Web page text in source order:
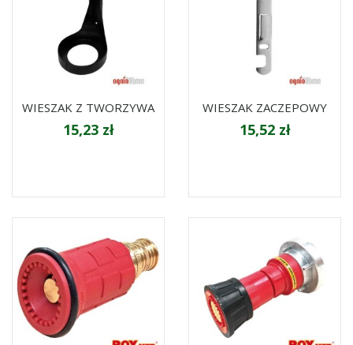
WIESZAK Z TWORZYWA
15,23 zł
WIESZAK ZACZEPOWY
15,52 zł